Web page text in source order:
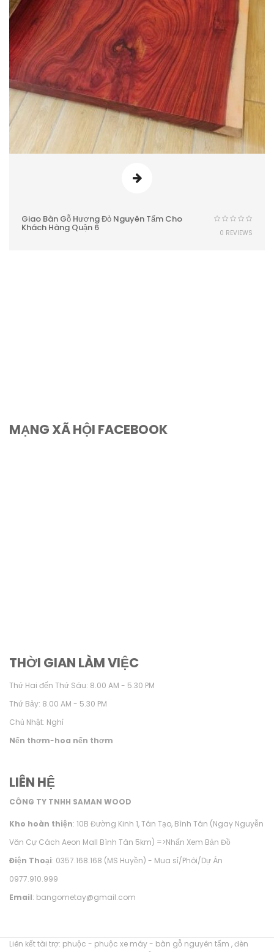
Giao Bàn Gỗ Hương Đỏ Nguyên Tấm Cho
Khách Hàng Quận 6 0 REVIEWS
MẠNG XÃ HỘI FACEBOOK
THỜI GIAN LÀM VIỆC
Thứ Hai đến Thứ Sáu: 8.00 AM - 5.30 PM
Thứ Bảy: 8.00 AM - 5.30 PM
Chủ Nhật: Nghỉ
Nến thơm-hoa nến thơm
LIÊN HỆ
CÔNG TY TNHH SAMAN WOOD
Kho hoàn thiện: 10B Đường Kinh 1, Tân Tạo, Bình Tân (Ngay Nguyễn
Văn Cự Cách Aeon Mall Bình Tân 5km) =>Nhấn Xem Bản Đồ
Điện Thoại: 0357.168.168 (MS Huyền) - Mua sỉ/Phôi/Dự Án
0977.910.999
Email: bangometay@gmail.com
Liên kết tài trợ: phuộc - phuộc xe máy- bàn gỗ nguyên tấm ,đèn